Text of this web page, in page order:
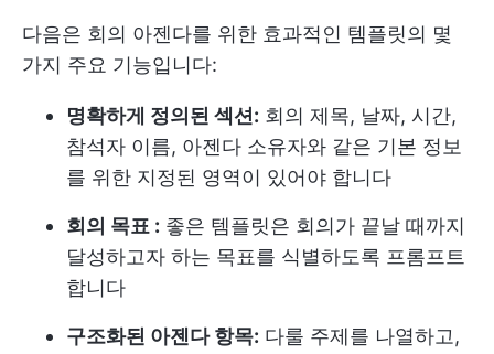
다음은 회의 아젠다를 위한 효과적인 템플릿의 몇
가지 주요 기능입니다:
명확하게 정의된 섹션: 회의 제목, 날짜, 시간,
참석자 이름, 아젠다 소유자와 같은 기본 정보
를 위한 지정된 영역이 있어야 합니다
회의 목표 : 좋은 템플릿은 회의가 끝날 때까지
달성하고자 하는 목표를 식별하도록 프롬프트
합니다
구조화된 아젠다 항목: 다룰 주제를 나열하고,